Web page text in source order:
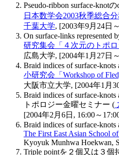
Pseudo-ribbon surface-knot
日本数学会2003秋季総合
千葉大学, [2003年9月24日
On surface-links represented
研究集会「４次元のトポロ
広島大学, [2004年1月27日
Braid indices of surface-knots
小研究会「Workshop of
大阪市立大学, [2004年1月
Braid indices of surface-knots
トポロジー金曜セミナー (
[2004年2月6日, 16:00～
Braid indices of surface-knots
The First East Asian School
Kyoyuk Munhwa Hoekwan,
Triple pointを２個又は３個